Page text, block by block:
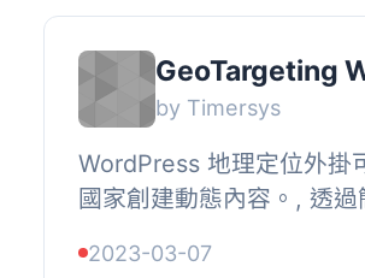
GeoTargeting
by Timersys
WordPress 地理定位外掛
國家創建動態內容。, 透過
2023-03-07